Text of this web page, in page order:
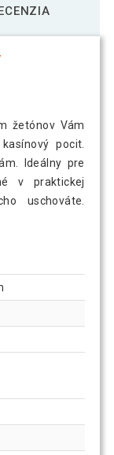
žetónov Vám
pocit.
Ideálny pre
v praktickej
uschováte.